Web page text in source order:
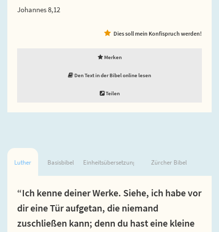
Johannes 8,12
Dies soll mein Konfispruch werden!
Merken
Den Text in der Bibel online lesen
Teilen
Luther Basisbibel Einheitsübersetzung Zürcher Bibel
“Ich kenne deiner Werke. Siehe, ich habe vor
dir eine Tür aufgetan, die niemand
zuschließen kann; denn du hast eine kleine